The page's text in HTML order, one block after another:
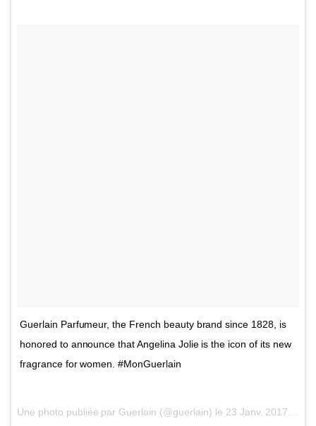
Guerlain Parfumeur, the French beauty brand since 1828, is
honored to announce that Angelina Jolie is the icon of its new
fragrance for women. #MonGuerlain
Une photo publiée par Guerlain (@guerlain) le 23 Janv. 2017 à 8h07 PST